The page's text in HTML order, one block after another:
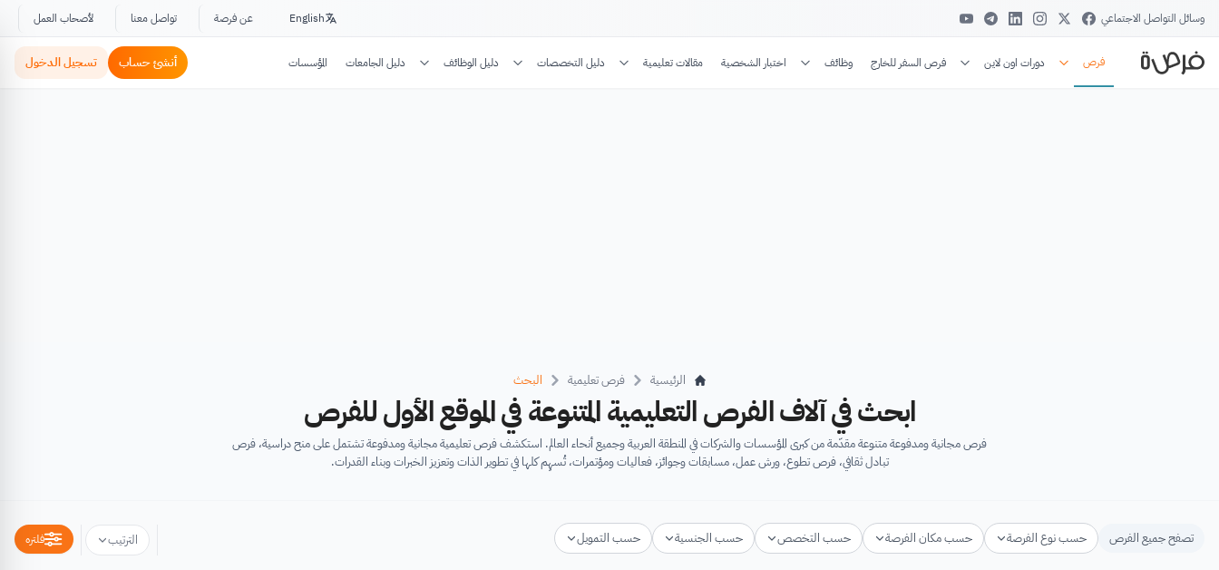
وسائل التواصل الاجتماعي English عن فرصة تواصل معنا لأصحاب العمل
فرص دورات اون لاين فرص السفر للخارج وظائف اختبار الشخصية مقالات تعليمية دليل التخصصات دليل الوظائف دليل الجامعات المؤسسات أنشئ حساب تسجيل الدخول
الرئيسية فرص تعليمية البحث
ابحث في آلاف الفرص التعليمية المتنوعة في الموقع الأول للفرص
فرص مجانية ومدفوعة متنوعة مقدّمة من كبرى المؤسسات والشركات في المنطقة العربية وجميع أنحاء العالم. استكشف فرص تعليمية مجانية ومدفوعة تشتمل على منح دراسية، فرص
تبادل ثقافي، فرص تطوع، ورش عمل، مسابقات وجوائز، فعاليات ومؤتمرات، تُسهِم كلها في تطوير الذات وتعزيز الخبرات وبناء القدرات.
تصفح جميع الفرص حسب نوع الفرصة حسب مكان الفرصة حسب التخصص حسب الجنسية حسب التمويل الترتيب فلتره